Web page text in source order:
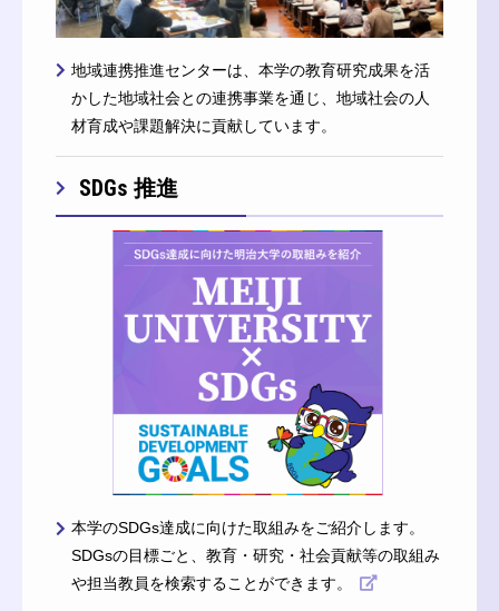
地域連携推進センターは、本学の教育研究成果を活
かした地域社会との連携事業を通じ、地域社会の人
材育成や課題解決に貢献しています。
SDGs 推進
本学のSDGs達成に向けた取組みをご紹介します。
SDGsの目標ごと、教育・研究・社会貢献等の取組み
や担当教員を検索することができます。